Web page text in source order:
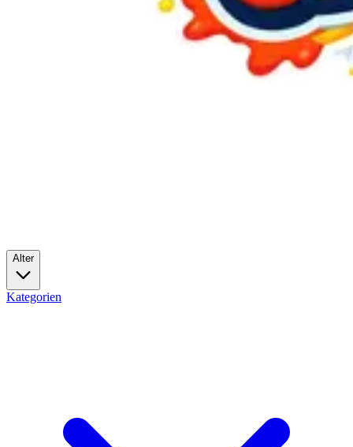
Alter
Kategorien